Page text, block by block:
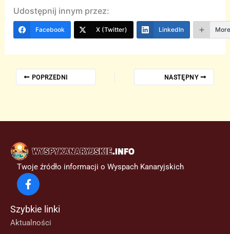
Udostępnij innym przez:
Facebook X (Twitter) LinkedIn
POPRZEDNI NASTĘPNY
Twoje źródło informacji o Wyspach Kanaryjskich
Szybkie linki
Aktualności